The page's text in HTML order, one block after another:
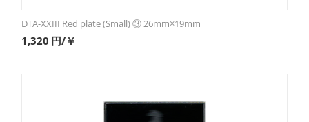
DTA-XXIII Red plate (Small) ③ 26mm×19mm
1,320 円/￥